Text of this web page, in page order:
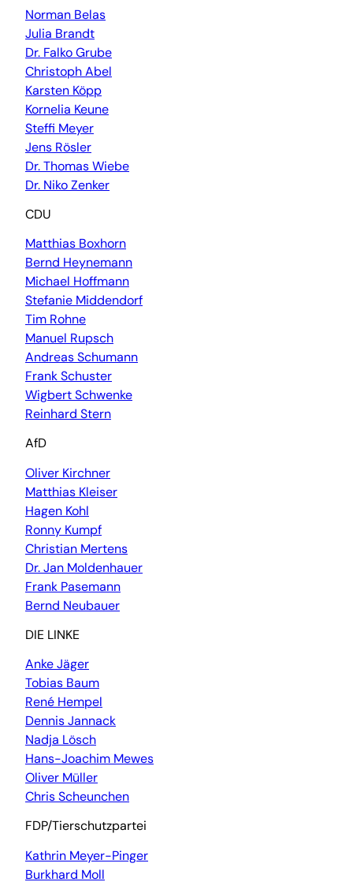
Norman Belas
Julia Brandt
Dr. Falko Grube
Christoph Abel
Karsten Köpp
Kornelia Keune
Steffi Meyer
Jens Rösler
Dr. Thomas Wiebe
Dr. Niko Zenker
CDU
Matthias Boxhorn
Bernd Heynemann
Michael Hoffmann
Stefanie Middendorf
Tim Rohne
Manuel Rupsch
Andreas Schumann
Frank Schuster
Wigbert Schwenke
Reinhard Stern
AfD
Oliver Kirchner
Matthias Kleiser
Hagen Kohl
Ronny Kumpf
Christian Mertens
Dr. Jan Moldenhauer
Frank Pasemann
Bernd Neubauer
DIE LINKE
Anke Jäger
Tobias Baum
René Hempel
Dennis Jannack
Nadja Lösch
Hans-Joachim Mewes
Oliver Müller
Chris Scheunchen
FDP/Tierschutzpartei
Kathrin Meyer-Pinger
Burkhard Moll